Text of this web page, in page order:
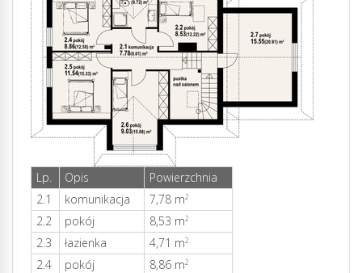
Lp. Opis
Powierzchnia
2.1
komunikacja 7,78 m2
2.2 pokój 8,53 m2
2.3 łazienka 4,71 m2
2.4 pokój 8,86 m2